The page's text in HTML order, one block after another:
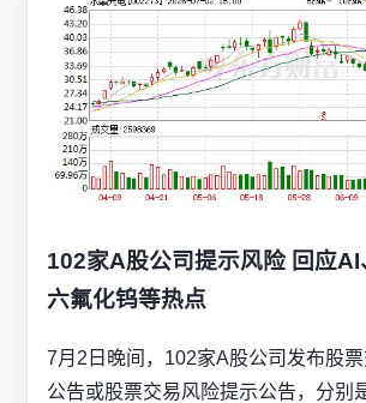
102家A股公司提示风险 回应AI
六氟化钨等热点
7月2日晚间，102家A股公司发布股
公告或股票交易风险提示公告，分别